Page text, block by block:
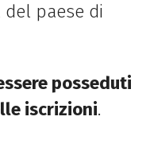
del paese di
posseduti
iscrizioni.